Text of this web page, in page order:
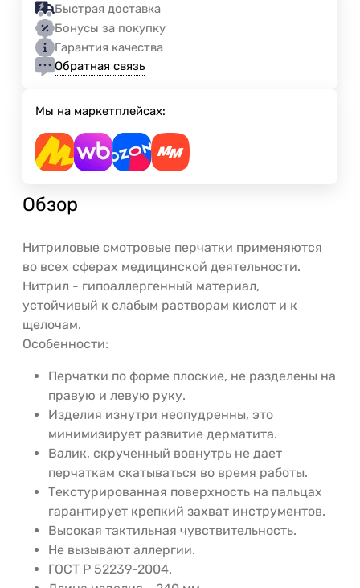
Быстрая доставка
Бонусы за покупку
Гарантия качества
Обратная связь
Мы на маркетплейсах:
Обзор
Нитриловые смотровые перчатки применяются
во всех сферах медицинской деятельности.
Нитрил - гипоаллергенный материал,
устойчивый к слабым растворам кислот и к
щелочам.
Особенности:
Перчатки по форме плоские, не разделены на
правую и левую руку.
Изделия изнутри неопудренны, это
минимизирует развитие дерматита.
Валик, скрученный вовнутрь не дает
перчаткам скатываться во время работы.
Текстурированная поверхность на пальцах
гарантирует крепкий захват инструментов.
Высокая тактильная чувствительность.
Не вызывают аллергии.
ГОСТ Р 52239-2004.